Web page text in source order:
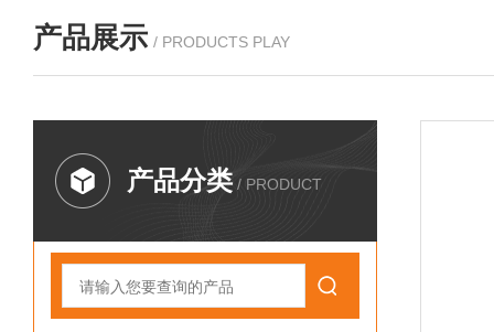
产品展示 / PRODUCTS PLAY
产品分类 / PRODUCT